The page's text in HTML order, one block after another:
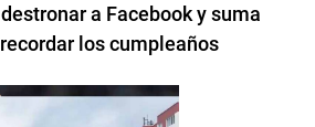
a Facebook y suma
los cumpleaños